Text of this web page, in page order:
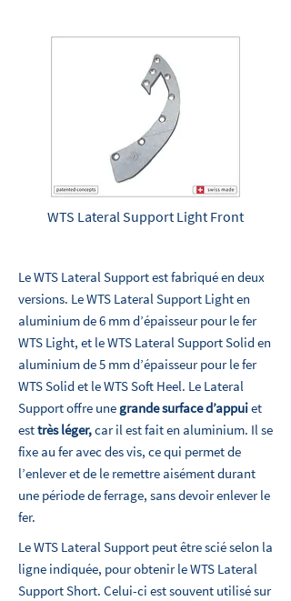
WTS Lateral Support Light Front
Le WTS Lateral Support est fabriqué en deux
versions. Le WTS Lateral Support Light en
aluminium de 6 mm d’épaisseur pour le fer
WTS Light, et le WTS Lateral Support Solid en
aluminium de 5 mm d’épaisseur pour le fer
WTS Solid et le WTS Soft Heel. Le Lateral
Support offre une grande surface d’appuiet
esttrès léger,car il est fait en aluminium. Il se
fixe au fer avec des vis, ce qui permet de
l’enlever et de le remettre aisément durant
une période de ferrage, sans devoir enlever le
fer.
Le WTS Lateral Support peut être scié selon la
ligne indiquée, pour obtenir le WTS Lateral
Support Short. Celui-ci est souvent utilisé sur